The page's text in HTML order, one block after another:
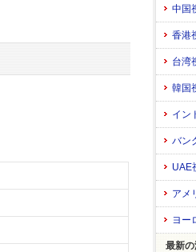
中国
香港
台湾
韓国
イン
バン
UAE
アメ
ヨー
最新